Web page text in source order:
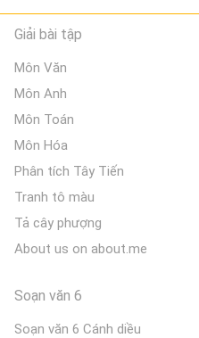
Giải bài tập
Môn Văn
Môn Anh
Môn Toán
Môn Hóa
Phân tích Tây Tiến
Tranh tô màu
Tả cây phượng
About us on about.me
Soạn văn 6
Soạn văn 6 Cánh diều